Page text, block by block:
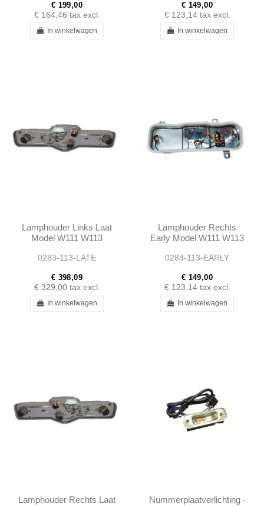
€ 199,00
€ 164,46 tax excl.
In winkelwagen
€ 149,00
€ 123,14 tax excl.
In winkelwagen
Lamphouder Links Laat
Model W111 W113
0283-113-LATE
€ 398,09
€ 329,00 tax excl.
In winkelwagen
Lamphouder Rechts
Early Model W111 W113
0284-113-EARLY
€ 149,00
€ 123,14 tax excl.
In winkelwagen
Lamphouder Rechts Laat
Nummerplaatverlichting -